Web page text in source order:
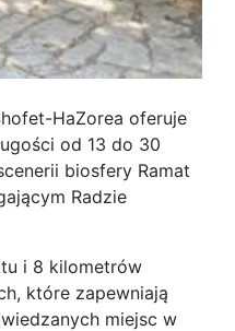
HaZorea oferuje
od 13 do 30
biosfery Ramat
Radzie
i 8 kilometrów
które zapewniają
miejsc w